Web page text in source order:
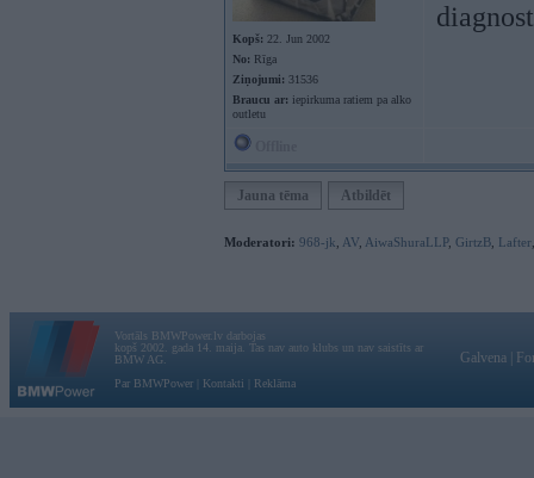
Kopš: 22. Jun 2002
No: Rīga
Ziņojumi: 31536
Braucu ar: iepirkuma ratiem pa alko
outletu
Jauna tēma Atbildēt
Moderatori: 968-jk AV AiwaShuraLLP, GirtzB Lafter
Vortāls BMWPower.lv darbojas
kopš 2002. gada 14. maija. Tas nav auto klubs un nav saistīts ar
BMW AG.
Par BMWPower
Kontakti Reklāma
Galvena